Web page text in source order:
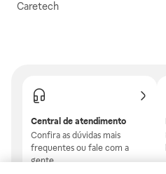
Caretech
Central de atendimento
Confira as dúvidas mais
frequentes ou fale com a
gente.